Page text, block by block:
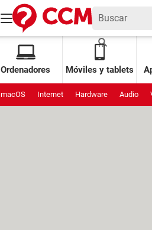
Ordenadores Móviles y tablets
macOS Internet Hardware Audio